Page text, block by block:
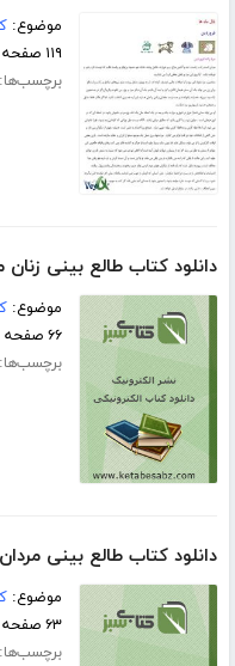
موضوع:
۱۱۹ صفحه
برچسب‌ها:
دانلود کتاب طالع بینی
موضوع:
۶۶ صفحه
برچسب‌ها:
دانلود کتاب طالع بینی
موضوع:
۶۳ صفحه
برچسب‌ها: